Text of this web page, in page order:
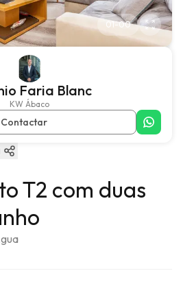
01 -00
Faria Blanc
KW Ábaco
Contactar
T2 com duas